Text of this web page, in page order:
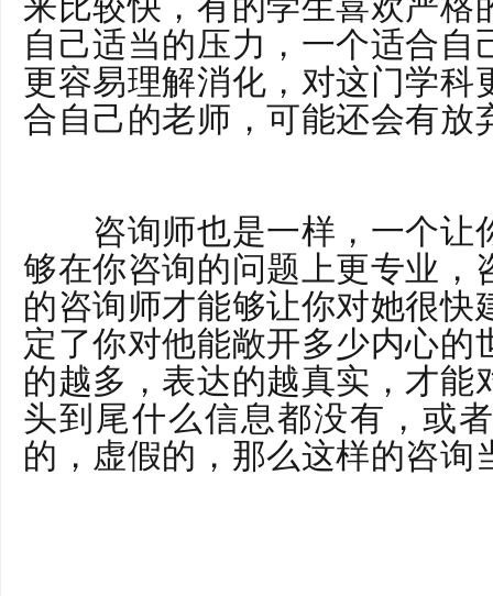
自己适当的压力，一个适合
更容易理解消化，对这门学
合自己的老师，可能还会有放
咨询师也是一样，一个让
够在你咨询的问题上更专业，
的咨询师才能够让你对她很
定了你对他能敞开多少内心
的越多，表达的越真实，才
头到尾什么信息都没有，或
的，虚假的，那么这样的咨询